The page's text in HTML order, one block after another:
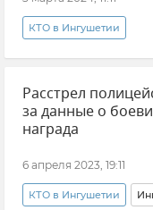
КТО в Ингушетии
Происшествия
Новости
Расстрел
за данные о
награда
6 апреля 2023, 19:11
КТО в Ингушетии